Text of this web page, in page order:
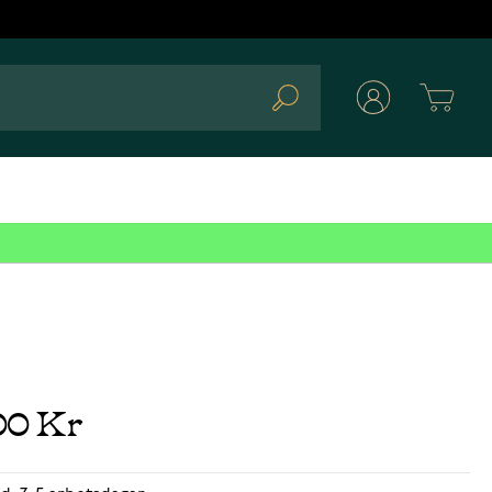
Search
Kr